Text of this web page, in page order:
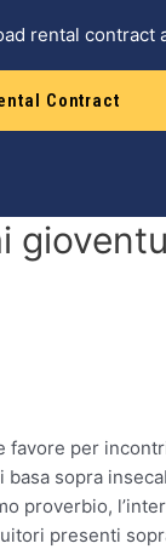
rental contract
Contract
favore per
sopra
proverbio,
presenti